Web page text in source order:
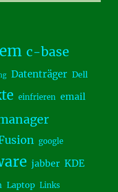
c-base
Datenträger Dell
einfrieren email
google
jabber KDE
Laptop Links